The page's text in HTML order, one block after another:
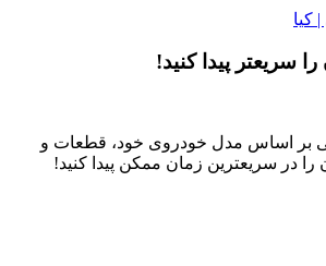
سریعتر پیدا کنید!
بر اساس مدل خودروی خود، قطعات و
را در سریعترین زمان ممکن پیدا کنید!